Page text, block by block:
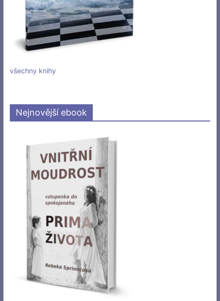
všechny knihy
Nejnovější ebook